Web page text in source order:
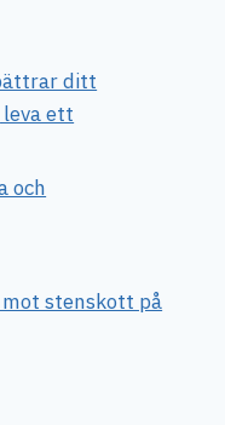
ditt
ett
och
stenskott på